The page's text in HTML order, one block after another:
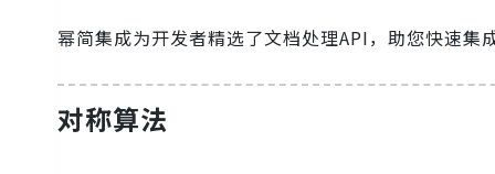
幂简集成为开发者精选了文档处理API，助您快速集
对称算法